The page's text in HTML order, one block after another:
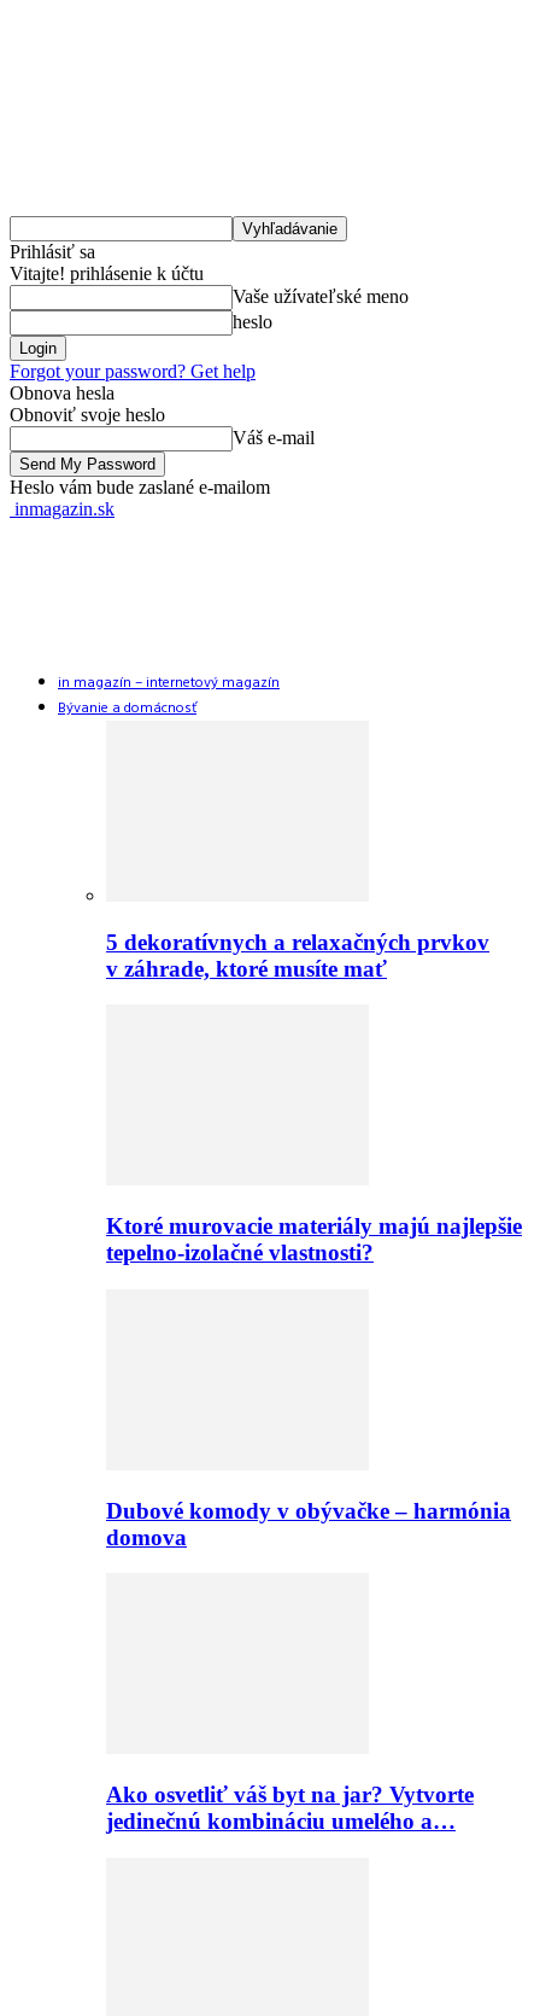
Prihlásiť sa
Vitajte! prihlásenie k účtu
Vaše užívateľské meno
heslo
Forgot your password? Get help
Obnova hesla
Obnoviť svoje heslo
Váš e-mail
Heslo vám bude zaslané e-mailom
inmagazin.sk
in magazín – internetový magazín
Bývanie a domácnosť
5 dekoratívnych a relaxačných prvkov
v záhrade, ktoré musíte mať
Ktoré murovacie materiály majú najlepšie
tepelno-izolačné vlastnosti?
Dubové komody v obývačke – harmónia
domova
Ako osvetliť váš byt na jar? Vytvorte
jedinečnú kombináciu umelého a…